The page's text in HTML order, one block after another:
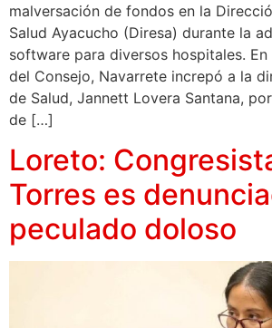
malversación de fondos en la
Salud Ayacucho (Diresa) durante la
software para diversos hospitales.
del Consejo, Navarrete increpó a la
de Salud, Jannett Lovera Santana,
de […]
Loreto:
Torres es
peculado doloso